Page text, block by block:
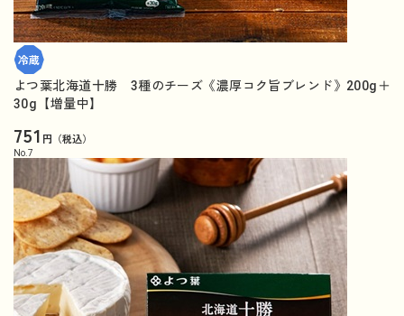
よつ葉北海道十勝 3種のチーズ《濃厚コク旨ブレンド》200g＋
30g【増量中】
751 円（税込）
No. 7